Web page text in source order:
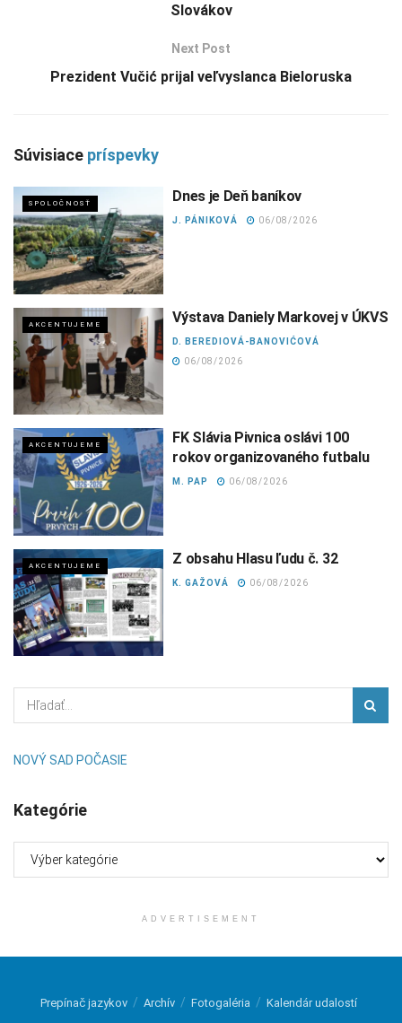
Slovákov
Next Post
Prezident Vučić prijal veľvyslanca Bieloruska
Súvisiace príspevky
SPOLOČNOSŤ Dnes je Deň baníkov
J. PÁNIKOVÁ 06/08/2026
AKCENTUJEME Výstava Daniely Markovej v ÚKVS
D. BEREDIOVÁ-BANOVIĆOVÁ
06/08/2026
AKCENTUJEME
FK Slávia Pivnica oslávi 100
rokov organizovaného futbalu
M. PAP 06/08/2026
AKCENTUJEME Z obsahu Hlasu ľudu č. 32
K. GAŽOVÁ 06/08/2026
NOVÝ SAD POČASIE
Kategórie
ADVERTISEMENT
Prepínač jazykov Archív Fotogaléria Kalendár udalostí